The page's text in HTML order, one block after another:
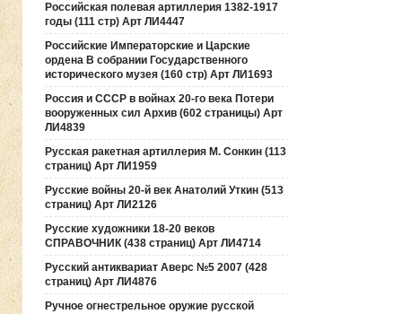
Российская полевая артиллерия 1382-1917
годы (111 стр) Арт ЛИ4447
Российские Императорские и Царские
ордена В собрании Государственного
исторического музея (160 стр) Арт ЛИ1693
Россия и СССР в войнах 20-го века Потери
вооруженных сил Архив (602 страницы) Арт
ЛИ4839
Русская ракетная артиллерия М. Сонкин (113
страниц) Арт ЛИ1959
Русские войны 20-й век Анатолий Уткин (513
страниц) Арт ЛИ2126
Русские художники 18-20 веков
СПРАВОЧНИК (438 страниц) Арт ЛИ4714
Русский антиквариат Аверс №5 2007 (428
страниц) Арт ЛИ4876
Ручное огнестрельное оружие русской